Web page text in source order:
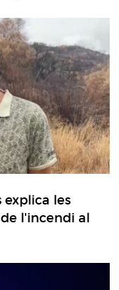
explica les
l'incendi al